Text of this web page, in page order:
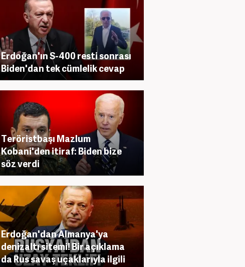
Erdoğan'ın S-400 resti sonrası
Biden'dan tek cümlelik cevap
Teröristbaşı Mazlum
Kobani'den itiraf: Biden bize
söz verdi
Erdoğan'dan Almanya'ya
denizaltı sitemi! Bir açıklama
da Rus savaş uçaklarıyla ilgili